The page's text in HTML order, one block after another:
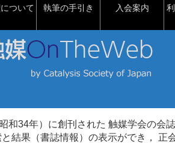
ついて 執筆の手引き 入会案内
和34年）に創刊された 触媒学会の会誌
結果（書誌情報）の表示ができ， 正